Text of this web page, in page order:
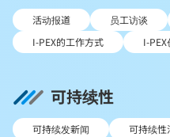
活动报道 员工访谈
I-PEX的工作方式
I-
可持续性
可持续发新闻 可持续性